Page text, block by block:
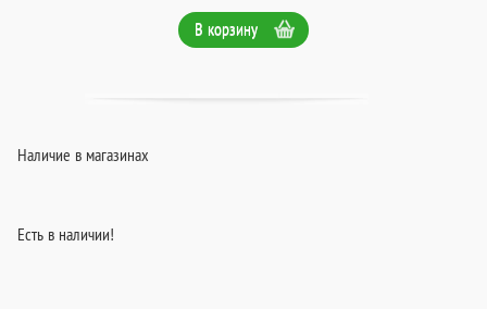
В корзину
Наличие в магазинах
Есть в наличии!